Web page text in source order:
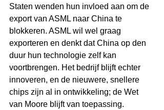
Staten wenden hun invloed aan om de
export van ASML naar China te
blokkeren. ASML wil wel graag
exporteren en denkt dat China op den
duur hun technologie zelf kan
voortbrengen. Het bedrijf blijft echter
innoveren, en de nieuwere, snellere
chips zijn al in ontwikkeling; de Wet
van Moore blijft van toepassing.